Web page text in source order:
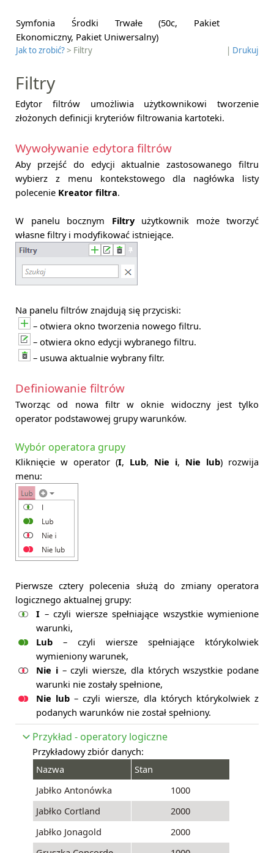
Symfonia Środki Trwałe (50c, Pakiet
Ekonomiczny, Pakiet Uniwersalny)
Jak to zrobić?> Filtry | Drukuj
Filtry
Edytor filtrów umożliwia użytkownikowi tworzenie
złożonych definicji kryteriów filtrowania kartoteki.
Wywoływanie edytora filtrów
Aby przejść do edycji aktualnie zastosowanego filtru
wybierz z menu kontekstowego dla nagłówka listy
polecenie Kreator filtra.
W panelu bocznym Filtryużytkownik może tworzyć
własne filtry i modyfikować istniejące.
Na panelu filtrów znajdują się przyciski:
– otwiera okno tworzenia nowego filtru.
– otwiera okno edycji wybranego filtru.
– usuwa aktualnie wybrany filtr.
Definiowanie filtrów
Tworząc od nowa filtr w oknie widoczny jest tylko
operator podstawowej grupy warunków.
Wybór operatora grupy
Kliknięcie w operator (I, Lub, Nie i, Nie lub) rozwija
menu:
Pierwsze cztery polecenia służą do zmiany operatora
logicznego aktualnej grupy:
I – czyli wiersze spełniające wszystkie wymienione
warunki,
Lub – czyli wiersze spełniające którykolwiek
wymieniony warunek,
Nie i – czyli wiersze, dla których wszystkie podane
warunki nie zostały spełnione,
Nie lub – czyli wiersze, dla których którykolwiek z
podanych warunków nie został spełniony.
Przykład - operatory logiczne
Przykładowy zbiór danych:
Nazwa
Stan
Jabłko Antonówka
1000
Jabłko Cortland
2000
Jabłko Jonagold
2000